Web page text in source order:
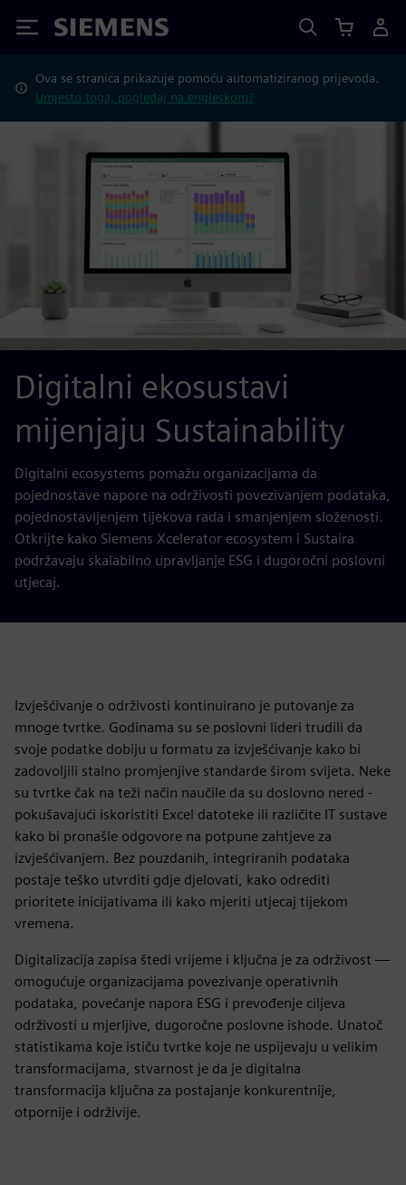
Siemens
Ova se stranica prikazuje pomoću automatiziranog prijevoda.
Umjesto toga, pogledaj na engleskom?
Digitalni ekosustavi
mijenjaju Sustainability
Digitalni ecosystems pomažu organizacijama da
pojednostave napore na održivosti povezivanjem podataka,
pojednostavljenjem tijekova rada i smanjenjem složenosti.
Otkrijte kako Siemens Xcelerator ecosystem i Sustaira
podržavaju skalabilno upravljanje ESG i dugoročni poslovni
utjecaj.
Izvješćivanje o održivosti kontinuirano je putovanje za
mnoge tvrtke. Godinama su se poslovni lideri trudili da
svoje podatke dobiju u formatu za izvješćivanje kako bi
zadovoljili stalno promjenjive standarde širom svijeta. Neke
su tvrtke čak na teži način naučile da su doslovno nered -
pokušavajući iskoristiti Excel datoteke ili različite IT sustave
kako bi pronašle odgovore na potpune zahtjeve za
izvješćivanjem. Bez pouzdanih, integriranih podataka
postaje teško utvrditi gdje djelovati, kako odrediti
prioritete inicijativama ili kako mjeriti utjecaj tijekom
vremena.
Digitalizacija zapisa štedi vrijeme i ključna je za održivost —
omogućuje organizacijama povezivanje operativnih
podataka, povećanje napora ESG i prevođenje ciljeva
održivosti u mjerljive, dugoročne poslovne ishode. Unatoč
statistikama koje ističu tvrtke koje ne uspijevaju u velikim
transformacijama, stvarnost je da je digitalna
transformacija ključna za postajanje konkurentnije,
otpornije i održivije.